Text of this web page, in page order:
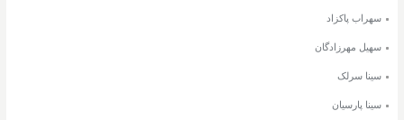
سهراب پاکزاد
سهیل مهرزادگان
سینا سرلک
سینا پارسیان